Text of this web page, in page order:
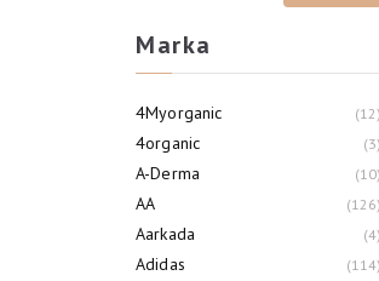
Marka
4Myorganic 12
4organic 3
A-Derma 10
AA 126
Aarkada 4
Adidas 114